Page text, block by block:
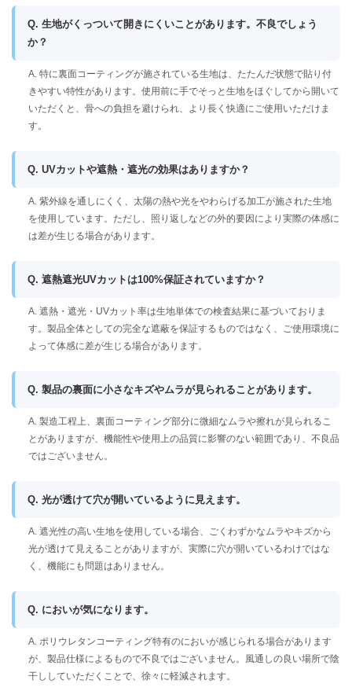
Q. 生地がくっついて開きにくいことがあります。不良でしょう
か？
A. 特に裏面コーティングが施されている生地は、たたんだ状態で貼り付
きやすい特性があります。使用前に手でそっと生地をほぐしてから開いて
いただくと、骨への負担を避けられ、より長く快適にご使用いただけま
す。
Q. UVカットや遮熱・遮光の効果はありますか？
A. 紫外線を通しにくく、太陽の熱や光をやわらげる加工が施された生地
を使用しています。ただし、照り返しなどの外的要因により実際の体感に
は差が生じる場合があります。
Q. 遮熱遮光UVカットは100%保証されていますか？
A. 遮熱・遮光・UVカット率は生地単体での検査結果に基づいておりま
す。製品全体としての完全な遮蔽を保証するものではなく、ご使用環境に
よって体感に差が生じる場合があります。
Q. 製品の裏面に小さなキズやムラが見られることがあります。
A. 製造工程上、裏面コーティング部分に微細なムラや擦れが見られるこ
とがありますが、機能性や使用上の品質に影響のない範囲であり、不良品
ではございません。
Q. 光が透けて穴が開いているように見えます。
A. 遮光性の高い生地を使用している場合、ごくわずかなムラやキズから
光が透けて見えることがありますが、実際に穴が開いているわけではな
く、機能にも問題はありません。
Q. においが気になります。
A. ポリウレタンコーティング特有のにおいが感じられる場合があります
が、製品仕様によるもので不良ではございません。風通しの良い場所で陰
干ししていただくことで、徐々に軽減されます。